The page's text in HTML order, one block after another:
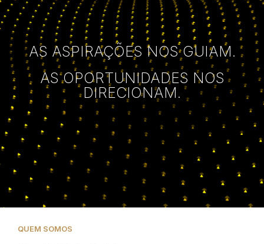
AS ASPIRAÇÕES NOS GUIAM.
AS OPORTUNIDADES NOS
DIRECIONAM.
QUEM SOMOS